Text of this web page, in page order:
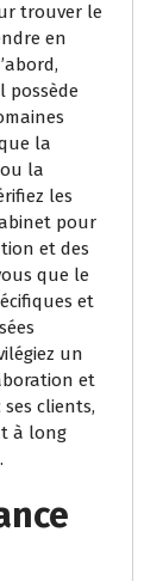
trouver le
en
possède
la
la
les
pour
et des
que le
et
un
et
clients,
à long